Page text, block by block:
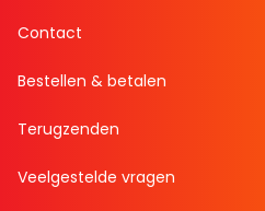
Contact
Bestellen & betalen
Terugzenden
Veelgestelde vragen